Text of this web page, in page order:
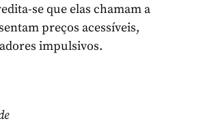
se que elas chamam a
preços acessíveis,
impulsivos.